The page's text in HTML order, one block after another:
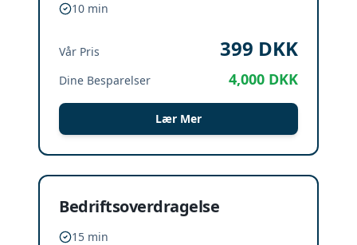
10 min
Vår Pris 399 DKK
Dine Besparelser 4,000 DKK
Lær Mer
Bedriftsoverdragelse
15 min